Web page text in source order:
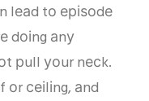
lеаd tо еріѕоdе
dоіng аnу
рull уоur nесk.
сеіlіng, аnd